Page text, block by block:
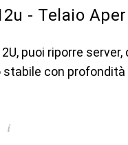
- Telaio
puoi riporre
con profondità
i